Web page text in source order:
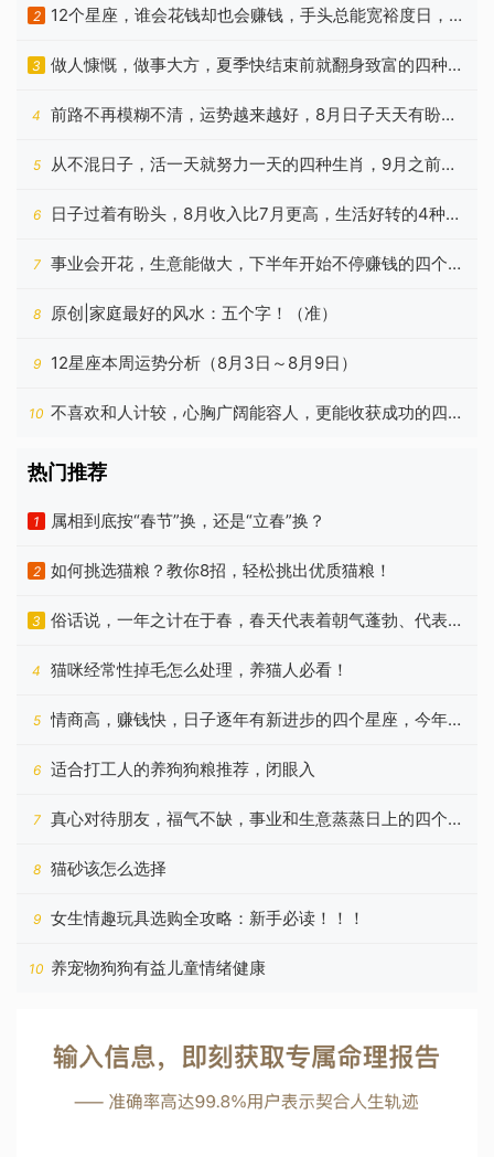
2
12个星座，谁会花钱却也会赚钱，手头总能宽裕度日，没
啥烦恼
3
做人慷慨，做事大方，夏季快结束前就翻身致富的四种生
肖
4
前路不再模糊不清，运势越来越好，8月日子天天有盼头
的生肖
5
从不混日子，活一天就努力一天的四种生肖，9月之前苦
尽甘来
6
日子过着有盼头，8月收入比7月更高，生活好转的4种属
相
7
事业会开花，生意能做大，下半年开始不停赚钱的四个星
座
8 原创|家庭最好的风水：五个字！（准）
9 12星座本周运势分析（8月3日～8月9日）
10 不喜欢和人计较，心胸广阔能容人，更能收获成功的四个
热门推荐
1 属相到底按“春节”换，还是“立春”换？
2 如何挑选猫粮？教你8招，轻松挑出优质猫粮！
3
俗话说，一年之计在于春，春天代表着朝气蓬勃、代表着
希望
4 猫咪经常性掉毛怎么处理，养猫人必看！
5
情商高，赚钱快，日子逐年有新进步的四个星座，今年更
好
6 适合打工人的养狗狗粮推荐，闭眼入
7
真心对待朋友，福气不缺，事业和生意蒸蒸日上的四个星
座
8 猫砂该怎么选择
9 女生情趣玩具选购全攻略：新手必读！！！
10 养宠物狗狗有益儿童情绪健康